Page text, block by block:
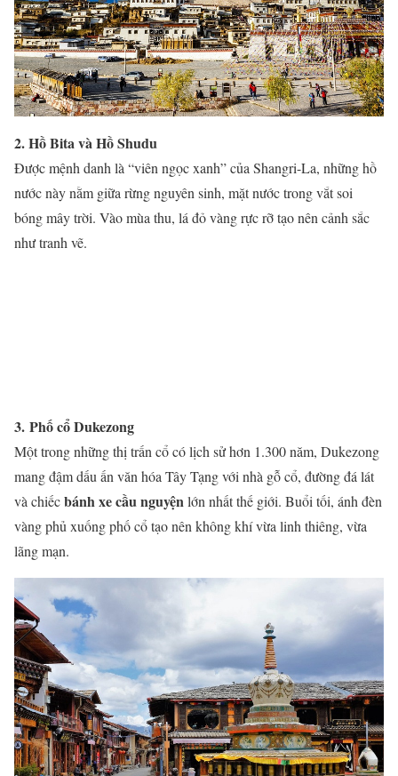
2. Hồ Bita và Hồ Shudu
Được mệnh danh là “viên ngọc xanh” của Shangri-La, những hồ
nước này nằm giữa rừng nguyên sinh, mặt nước trong vắt soi
bóng mây trời. Vào mùa thu, lá đỏ vàng rực rỡ tạo nên cảnh sắc
như tranh vẽ.
3. Phố cổ Dukezong
Một trong những thị trấn cổ có lịch sử hơn 1.300 năm, Dukezong
mang đậm dấu ấn văn hóa Tây Tạng với nhà gỗ cổ, đường đá lát
và chiếcbánh xe cầu nguyệnlớn nhất thế giới. Buổi tối, ánh đèn
vàng phủ xuống phố cổ tạo nên không khí vừa linh thiêng, vừa
lãng mạn.